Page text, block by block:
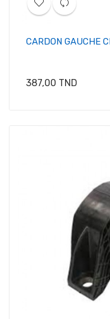
CARDON GAUCHE
Prix
387,00 TND